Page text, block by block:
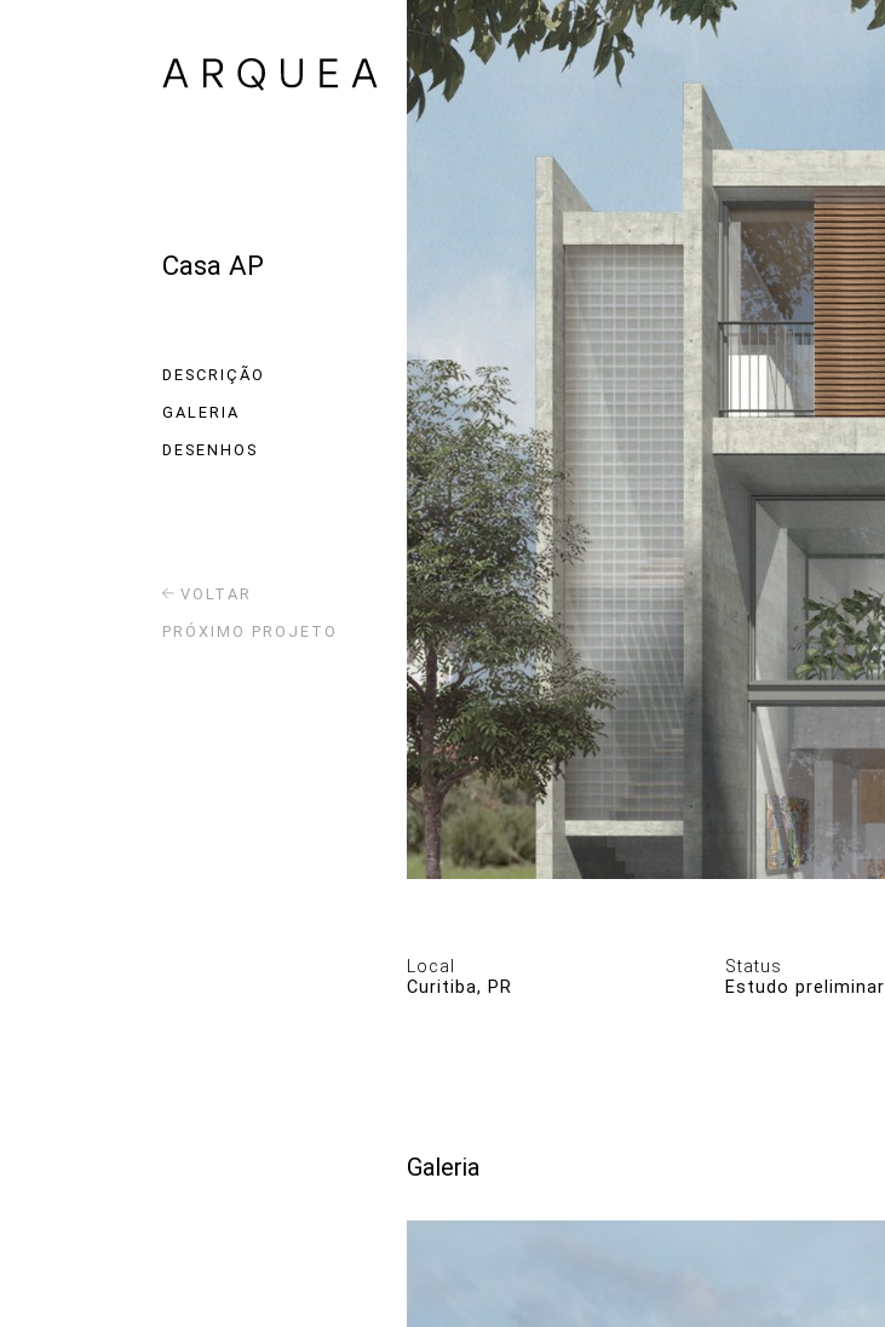
DESCRIÇÃO
GALERIA
DESENHOS
Casa AP
DESCRIÇÃO
GALERIA
DESENHOS
VOLTAR
PRÓXIMO PROJETO
Local
Curitiba, PR
Status
Estudo preliminar
Galeria